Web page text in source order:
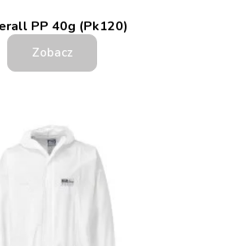
PP 40g (Pk120)
Zobacz